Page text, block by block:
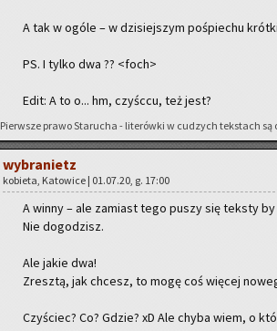
A tak w ogóle – w dzi­siej­szym po­śpie­chu
PS. I tylko dwa ?? <foch>
Edit: A to o... hm, czy­śc­cu, też jest?
Pierw­sze prawo Sta­ru­cha - li­te­rów­ki w cu­dzych tek­stach
wy­bra­nietz
ko­bie­ta, Ka­to­wi­ce | 01.07.20, g. 17:00
A winny – ale za­miast tego puszy się tek­sty
Nie do­go­dzisz.
Ale jakie dwa!
Zresz­tą, jak chcesz, to mogę coś wię­cej
Czy­ściec? Co? Gdzie? xD Ale chyba wiem, o